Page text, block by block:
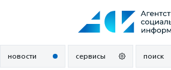
новости сервисы поиск